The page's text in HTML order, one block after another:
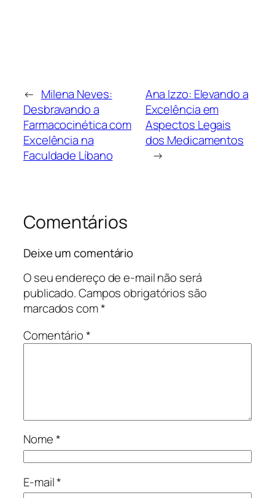
← Milena Neves:
Desbravando a
Farmacocinética com
Excelência na
Faculdade Líbano
Ana Izzo: Elevando a
Excelência em
Aspectos Legais
dos Medicamentos
→
Comentários
Deixe um comentário
O seu endereço de e-mail não será
publicado.Campos obrigatórios são
marcados com*
Comentário*
Nome*
E-mail*